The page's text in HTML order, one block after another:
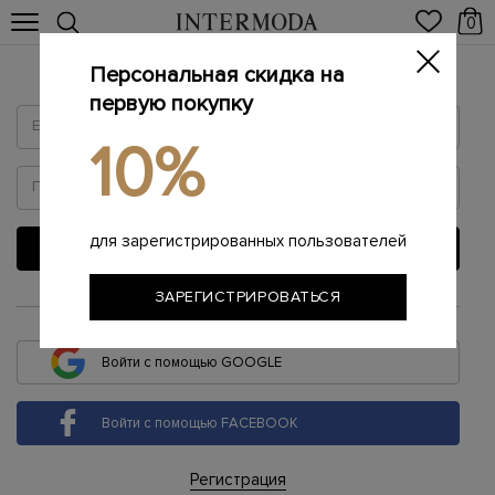
0
Войти
ВОЙТИ
или
Войти с помощью GOOGLE
Войти с помощью FACEBOOK
Регистрация
Персональная скидка на
первую покупку
10%
для зарегистрированных пользователей
ЗАРЕГИСТРИРОВАТЬСЯ